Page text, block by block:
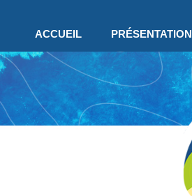
ACCUEIL
PRÉSENTATION